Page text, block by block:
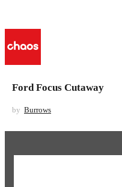
Ford Focus Cutaway
by Burrows